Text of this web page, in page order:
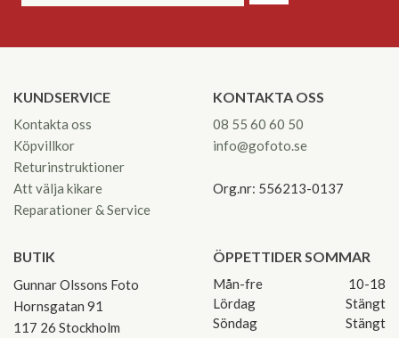
KUNDSERVICE
Kontakta oss
Köpvillkor
Returinstruktioner
Att välja kikare
Reparationer & Service
KONTAKTA OSS
08 55 60 60 50
info@gofoto.se
Org.nr: 556213-0137
BUTIK
Gunnar Olssons Foto
Hornsgatan 91
117 26 Stockholm
ÖPPETTIDER SOMMAR
Mån-fre
10-18
Lördag
Stängt
Söndag
Stängt